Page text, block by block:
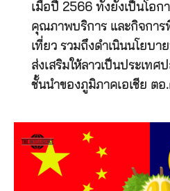
เมื่อปี 2566 ทั้งยังเป็นโอก
คุณภาพบริการ และกิจการ
เที่ยว รวมถึงดำเนินนโยบา
ส่งเสริมให้ลาวเป็นประเทศ
ชั้นนำของภูมิภาคเอเชีย ตอ